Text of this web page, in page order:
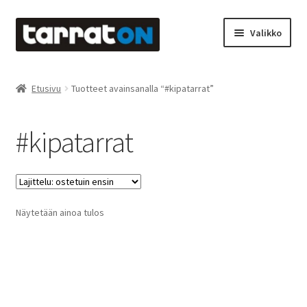
Siirry
navigointiin
Siirry
sisältöön
Valikko
Laserleikkaus & -kaiverrus
Mainosteippaukset & teippausten poisto
Muovitarrat & tulostetut tarrat
Etusivu Tuotteet avainsanalla “#kipatarrat”
#kipatarrat
Näytetään ainoa tulos